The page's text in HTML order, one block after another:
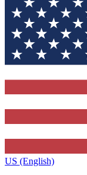
US (English)